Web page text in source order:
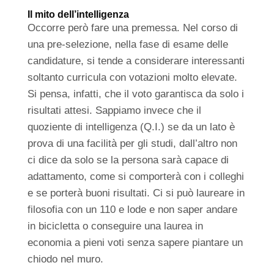
Il mito dell’intelligenza
Occorre però fare una premessa. Nel corso di
una pre-selezione, nella fase di esame delle
candidature, si tende a considerare interessanti
soltanto curricula con votazioni molto elevate.
Si pensa, infatti, che il voto garantisca da solo i
risultati attesi. Sappiamo invece che il
quoziente di intelligenza (Q.I.) se da un lato è
prova di una facilità per gli studi, dall’altro non
ci dice da solo se la persona sarà capace di
adattamento, come si comporterà con i colleghi
e se porterà buoni risultati. Ci si può laureare in
filosofia con un 110 e lode e non saper andare
in bicicletta o conseguire una laurea in
economia a pieni voti senza sapere piantare un
chiodo nel muro.